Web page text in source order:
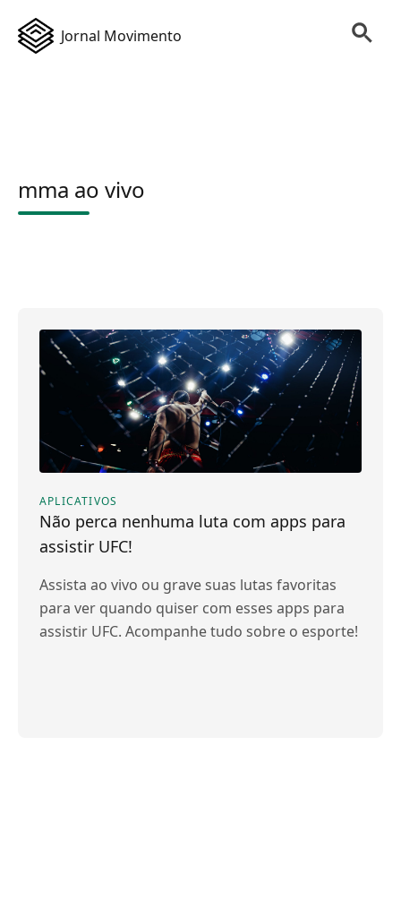
Jornal Movimento
mma ao vivo
APLICATIVOS
Não perca nenhuma luta com apps para
assistir UFC!
Assista ao vivo ou grave suas lutas favoritas
para ver quando quiser com esses apps para
assistir UFC. Acompanhe tudo sobre o esporte!